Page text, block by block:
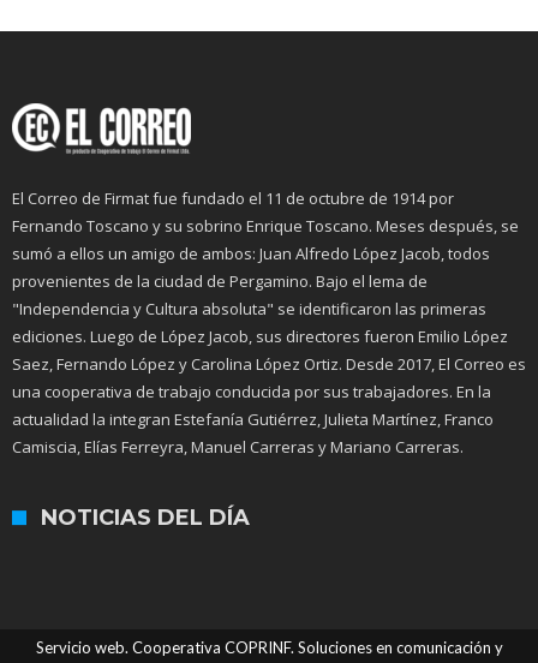
El Correo de Firmat fue fundado el 11 de octubre de 1914 por
Fernando Toscano y su sobrino Enrique Toscano. Meses después, se
sumó a ellos un amigo de ambos: Juan Alfredo López Jacob, todos
provenientes de la ciudad de Pergamino. Bajo el lema de
"Independencia y Cultura absoluta" se identificaron las primeras
ediciones. Luego de López Jacob, sus directores fueron Emilio López
Saez, Fernando López y Carolina López Ortiz. Desde 2017, El Correo es
una cooperativa de trabajo conducida por sus trabajadores. En la
actualidad la integran Estefanía Gutiérrez, Julieta Martínez, Franco
Camiscia, Elías Ferreyra, Manuel Carreras y Mariano Carreras.
NOTICIAS DEL DÍA
Servicio web. Cooperativa COPRINF. Soluciones en comunicación y